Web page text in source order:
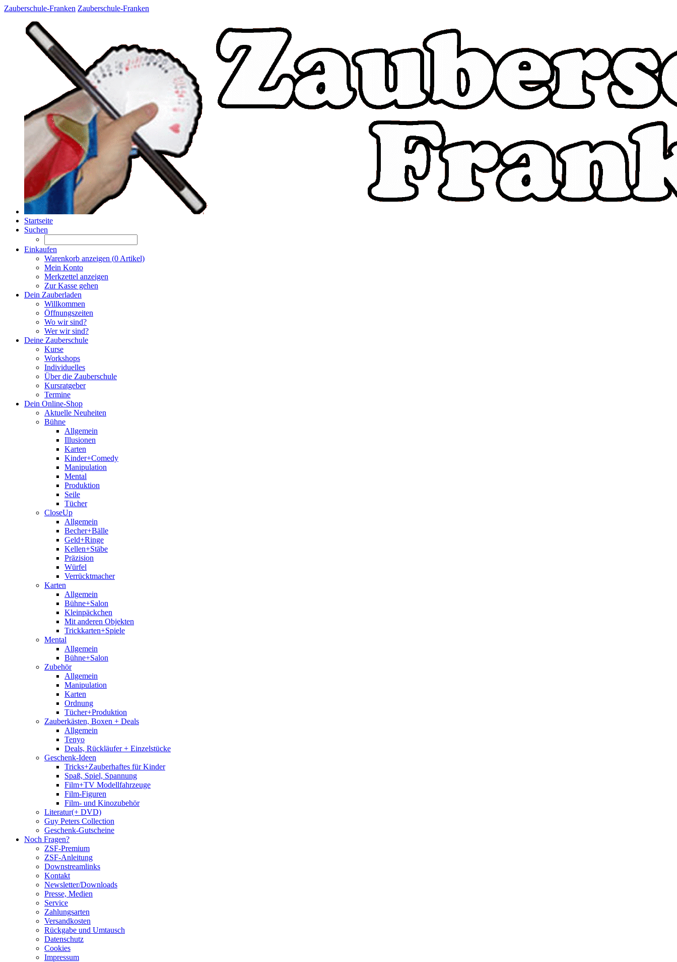
Zauberschule-Franken Zauberschule-Franken
Startseite
Suchen
Einkaufen
Warenkorb anzeigen (0 Artikel)
Mein Konto
Merkzettel anzeigen
Zur Kasse gehen
Dein Zauberladen
Willkommen
Öffnungszeiten
Wo wir sind?
Wer wir sind?
Deine Zauberschule
Kurse
Workshops
Individuelles
Über die Zauberschule
Kursratgeber
Termine
Dein Online-Shop
Aktuelle Neuheiten
Bühne
Allgemein
Illusionen
Karten
Kinder+Comedy
Manipulation
Mental
Produktion
Seile
Tücher
CloseUp
Allgemein
Becher+Bälle
Geld+Ringe
Kellen+Stäbe
Präzision
Würfel
Verrücktmacher
Karten
Allgemein
Bühne+Salon
Kleinpäckchen
Mit anderen Objekten
Trickkarten+Spiele
Mental
Allgemein
Bühne+Salon
Zubehör
Allgemein
Manipulation
Karten
Ordnung
Tücher+Produktion
Zauberkästen, Boxen + Deals
Allgemein
Tenyo
Deals, Rückläufer + Einzelstücke
Geschenk-Ideen
Tricks+Zauberhaftes für Kinder
Spaß, Spiel, Spannung
Film+TV Modellfahrzeuge
Film-Figuren
Film- und Kinozubehör
Literatur(+ DVD)
Guy Peters Collection
Geschenk-Gutscheine
Noch Fragen?
ZSF-Premium
ZSF-Anleitung
Downstreamlinks
Kontakt
Newsletter/Downloads
Presse, Medien
Service
Zahlungsarten
Versandkosten
Rückgabe und Umtausch
Datenschutz
Cookies
Impressum